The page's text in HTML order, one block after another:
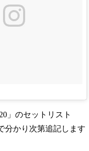
」のセットリスト
分かり次第追記します